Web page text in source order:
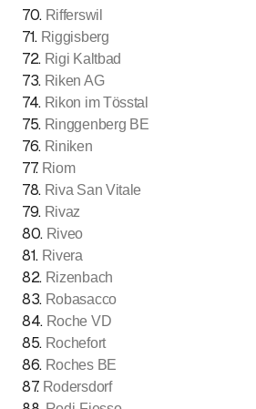
70. Rifferswil
71. Riggisberg
72. Rigi Kaltbad
73. Riken AG
74. Rikon im Tösstal
75. Ringgenberg BE
76. Riniken
77. Riom
78. Riva San Vitale
79. Rivaz
80. Riveo
81. Rivera
82. Rizenbach
83. Robasacco
84. Roche VD
85. Rochefort
86. Roches BE
87. Rodersdorf